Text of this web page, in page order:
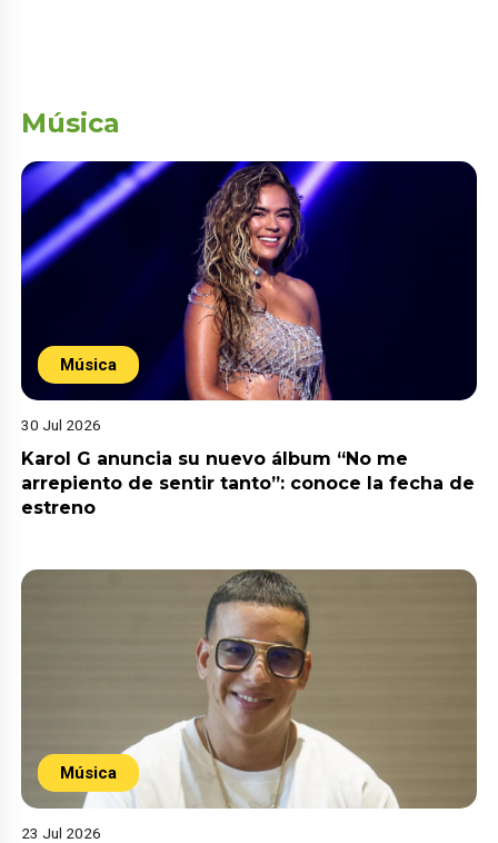
Música
Música
30 Jul 2026
Karol G anuncia su nuevo álbum “No me
arrepiento de sentir tanto”: conoce la fecha de
estreno
Música
23 Jul 2026